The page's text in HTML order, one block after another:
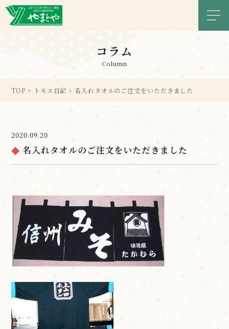
メ
コラム
Column
TOP > トモエ日記 >名入れタオルのご注文をいただきました
2020.09.20
名入れタオルのご注文をいただきました